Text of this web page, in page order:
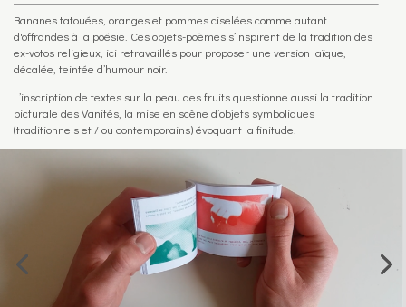
Bananes tatouées, oranges et pommes ciselées comme autant
d'offrandes à la poésie. Ces objets-poèmes s’inspirent de la tradition des
ex-votos religieux, ici retravaillés pour proposer une version laïque,
décalée, teintée d’humour noir.
L’inscription de textes sur la peau des fruits questionne aussi la tradition
picturale des Vanités, la mise en scène d’objets symboliques
(traditionnels et / ou contemporains) évoquant la finitude.